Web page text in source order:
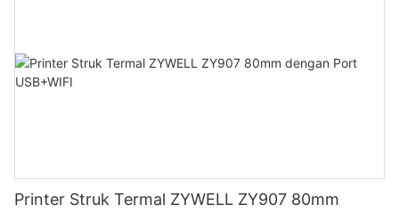
Printer Struk Termal ZYWELL ZY907 80mm